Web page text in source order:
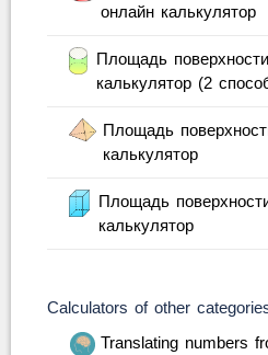
онлайн калькулятор
Площадь
калькулятор (2
Площадь
калькулятор
Площадь
калькулятор
Calculators of other
Translating numbers